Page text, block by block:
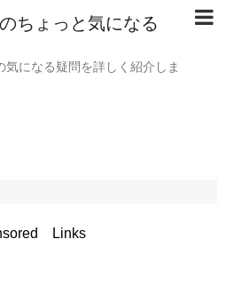
ちょっと気になる
になる疑問を詳しく紹介しま
Links